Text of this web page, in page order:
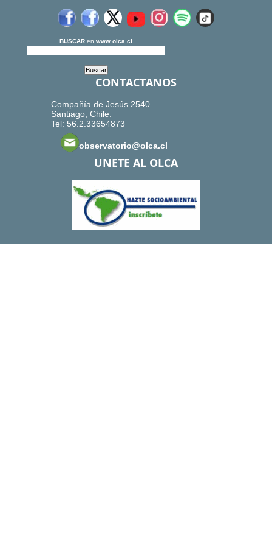
BUSCAR en www.olca.cl
CONTACTANOS
Compañía de Jesús 2540
Santiago, Chile.
Tel: 56.2.33654873
observatorio@olca.cl
UNETE AL OLCA